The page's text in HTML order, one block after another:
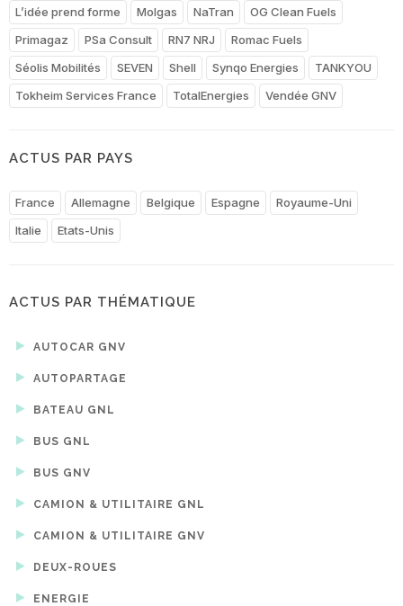
L’idée prend forme Molgas NaTran
OG Clean Fuels
Primagaz
PSa Consult RN7 NRJ
Romac Fuels
Séolis Mobilités
SEVEN Shell Synqo Energies
TANKYOU
Tokheim Services France
TotalEnergies Vendée GNV
ACTUS PAR PAYS
France Allemagne Belgique Espagne
Royaume-Uni
Italie
Etats-Unis
ACTUS PAR THÉMATIQUE
AUTOCAR GNV
AUTOPARTAGE
BATEAU GNL
BUS GNL
BUS GNV
CAMION & UTILITAIRE GNL
CAMION & UTILITAIRE GNV
DEUX-ROUES
ENERGIE